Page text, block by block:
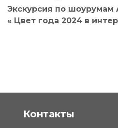
Экскурсия по шоурумам
« Цвет года 2024 в
Контакты